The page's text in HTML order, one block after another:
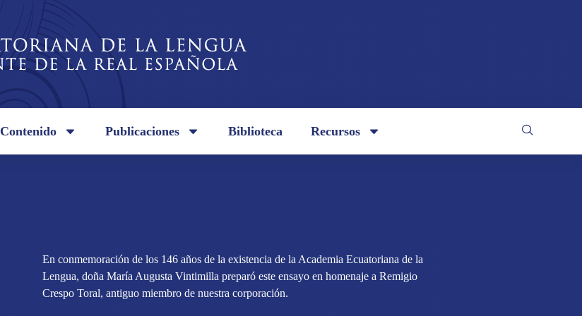
Contenido Publicaciones Biblioteca Recursos
En conmemoración de los 146 años de la existencia de la Academia Ecuatoriana de la
Lengua, doña María Augusta Vintimilla preparó este ensayo en homenaje a Remigio
Crespo Toral, antiguo miembro de nuestra corporación.